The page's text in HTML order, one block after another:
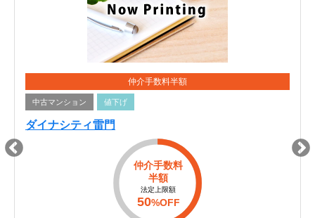
仲介手数料半額
中古マンション 値下げ
ダイナシティ雷門
仲介手数料
半額
法定上限額
50%OFF